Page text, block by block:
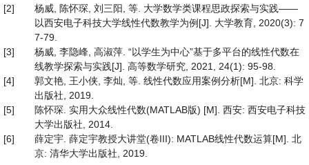
[2]
杨威, 陈怀琛, 刘三阳, 等. 大学数学类课程思政探索与实践——
以西安电子科技大学线性代数教学为例[J]. 大学教育, 2020(3): 7
7-79.
[3]
杨威, 李隐峰, 高淑萍. “以学生为中心”基于多平台的线性代数在
线教学探索与实践[J]. 高等数学研究, 2021, 24(1): 95-98.
[4]
郭文艳, 王小侠, 李灿, 等. 线性代数应用案例分析[M]. 北京: 科学
出版社, 2019.
[5]
陈怀琛. 实用大众线性代数(MATLAB版) [M]. 西安: 西安电子科技
大学出版社, 2014.
[6]
薛定宇. 薛定宇教授大讲堂(卷III): MATLAB线性代数运算[M]. 北
京: 清华大学出版社, 2019.